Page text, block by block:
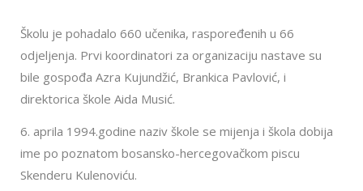
Školu je pohadalo 660 učenika, raspoređenih u 66
odjeljenja. Prvi koordinatori za organizaciju nastave su
bile gospođa Azra Kujundžić, Brankica Pavlović, i
direktorica škole Aida Musić.
6. aprila 1994.godine naziv škole se mijenja i škola dobija
ime po poznatom bosansko-hercegovačkom piscu
Skenderu Kulenoviću.